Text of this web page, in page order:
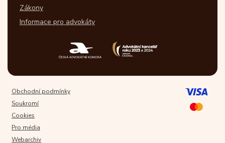
Zákony
Informace pro advokáty
Obchodní podmínky
Soukromí
Cookies
Pro média
Webarchiv